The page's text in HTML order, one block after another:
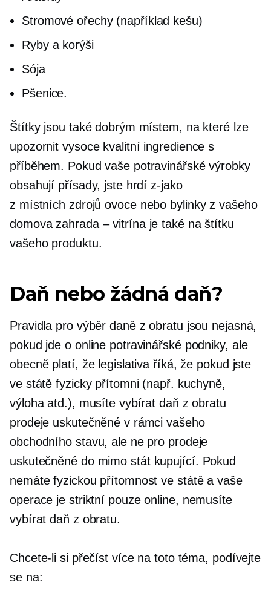
Stromové ořechy (například kešu)
Ryby a korýši
Sója
Pšenice.
Štítky jsou také dobrým místem, na které lze
upozornitvysoce kvalitníingredience s
příběhem. Pokud vaše potravinářské výrobky
obsahují přísady, jste hrdí z-jako
z místních zdrojů ovoce nebo bylinky z vašeho
domova zahrada – vitrínaje také na štítku
vašeho produktu.
Daň nebo žádná daň?
Pravidla pro výběr daně z obratu jsou nejasná,
pokud jde o online potravinářské podniky, ale
obecně platí, že legislativa říká, že pokud jste
ve státě fyzicky přítomni (např. kuchyně,
výloha atd.), musíte vybírat daň z obratu
prodeje uskutečněné v rámci vašeho
obchodního stavu, ale ne pro prodeje
uskutečněné do mimo státkupující. Pokud
nemáte fyzickou přítomnost ve státě a vaše
operace je striktní pouze online, nemusíte
vybírat daň z obratu.
Chcete-li si přečíst více na toto téma, podívejte
se na: